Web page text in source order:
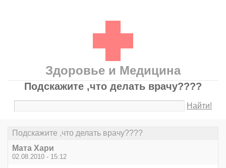
Здоровье и Медицина
Подскажите ,что делать врачу????
Найти!
Подскажите ,что делать врачу????
Мата Хари
02.08.2010 - 15:12